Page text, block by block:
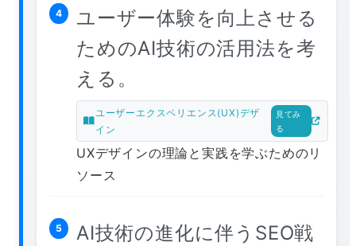
4
ユーザー体験を向上させる
ためのAI技術の活用法を考
える。
ユーザーエクスペリエンス(UX)デザ
イン
見てみ
る
UXデザインの理論と実践を学ぶためのリ
ソース
5
AI技術の進化に伴うSEO戦